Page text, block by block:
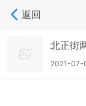
返回
北正街
2021-07-